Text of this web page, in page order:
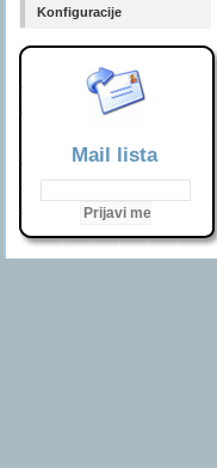
Konfiguracije
Mail lista